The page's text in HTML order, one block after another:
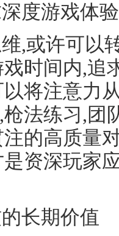
度游戏体验
,或许可以
时间内,追
将注意力
法练习,团
的高质量
资深玩家
长期价值